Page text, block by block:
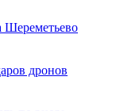
Шереметьево
дронов